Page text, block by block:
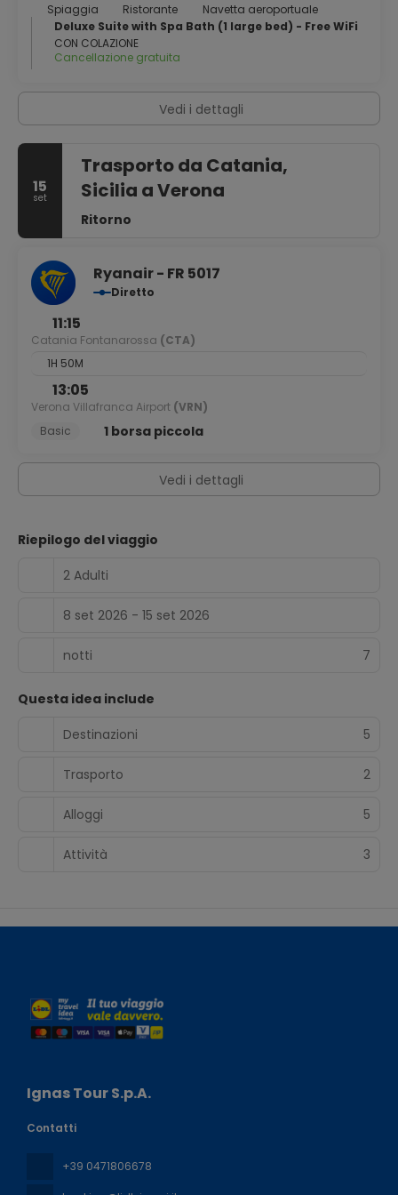
Spiaggia
Ristorante
Navetta aeroportuale
Deluxe Suite with Spa Bath (1 large bed) - Free WiFi
CON COLAZIONE
Cancellazione gratuita
Vedi i dettagli
15
set
Trasporto da Catania,
Sicilia a Verona
Ritorno
Ryanair - FR 5017
Diretto
11:15
Catania Fontanarossa (CTA)
1H 50M
13:05
Verona Villafranca Airport (VRN)
Basic
1 borsa piccola
Vedi i dettagli
Riepilogo del viaggio
2 Adulti
8 set 2026 - 15 set 2026
notti 7
Questa idea include
Destinazioni
5
Trasporto 2
Alloggi 5
Attività 3
Ignas Tour S.p.A.
Contatti
+39 0471806678